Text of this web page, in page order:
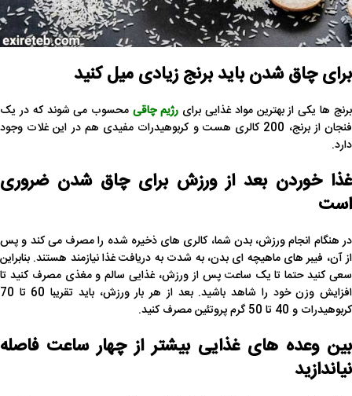
برای چاق شدن باید برنج زیادی میل کنید
برنج ها یکی از بهترین مواد غذایی برای رژیم چاقیمحسوب می شوند که در یک
فنجان از برنج، 200 کالری هست و کربوهیدرات مفیدی هم در این غلات وجود
دارد.
غذا خوردن بعد از ورزش برای چاق شدن ضروری
است
در هنگام انجام ورزش، بدن شما، کالری های ذخیره شده را مصرف می کند و پس
از آن، فیبر های ماهیچه ای بدن، به شدت به دریافت غذا نیازمند هستند. بنابراین
سعی کنید حتما تا یک ساعت پس از ورزش، غذایی سالم و مغذی مصرف کنید تا
افزایش وزن خود را شاهد باشید. بعد از هر بار ورزش، باید تقریبا 60 تا 70
کربوهیدرات و 40 تا 50 گرم پروتئین مصرف کنید.
بین وعده های غذایی بیشتر از چهار ساعت فاصله
نیاندازید